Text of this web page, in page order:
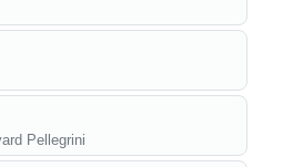
Pellegrini